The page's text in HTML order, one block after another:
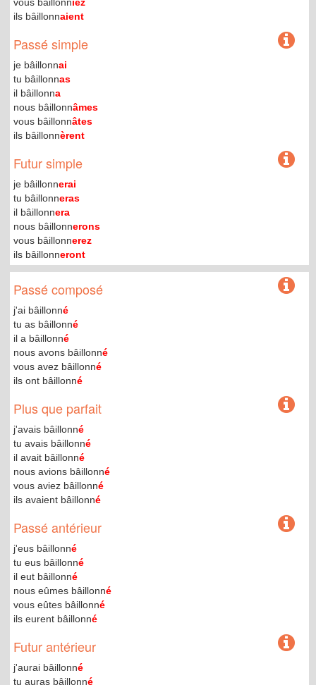
ils bâillonnaient
Passé simple
je bâillonnai
tu bâillonnas
il bâillonna
nous bâillonnâmes
vous bâillonnâtes
ils bâillonnèrent
Futur simple
je bâillonnerai
tu bâillonneras
il bâillonnera
nous bâillonnerons
vous bâillonnerez
ils bâillonneront
Passé composé
j'ai bâillonné
tu as bâillonné
il a bâillonné
nous avons bâillonné
vous avez bâillonné
ils ont bâillonné
Plus que parfait
j'avais bâillonné
tu avais bâillonné
il avait bâillonné
nous avions bâillonné
vous aviez bâillonné
ils avaient bâillonné
Passé antérieur
j'eus bâillonné
tu eus bâillonné
il eut bâillonné
nous eûmes bâillonné
vous eûtes bâillonné
ils eurent bâillonné
Futur antérieur
j'aurai bâillonné
tu auras bâillonné